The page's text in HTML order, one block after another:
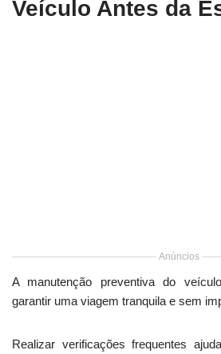
Veículo Antes da
Anúncios
A manutenção preventiva do
garantir uma viagem tranquila e sem
Realizar verificações frequentes